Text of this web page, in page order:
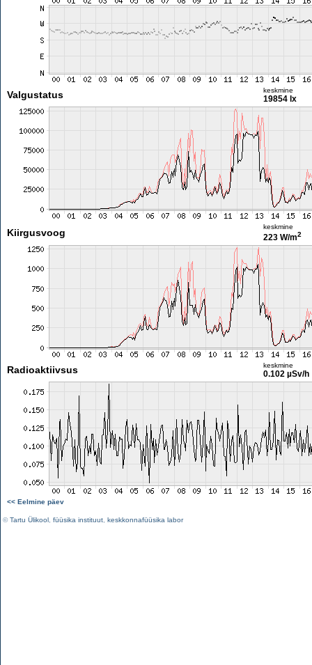
Valgustatus keskmine
19854 lx
Kiirgusvoog
keskmine
223 W/m2
Radioaktiivsus keskmine
0.102 µSv/h
<< Eelmine päev
©Tartu Ülikool füüsika instituut keskkonnafüüsika labor